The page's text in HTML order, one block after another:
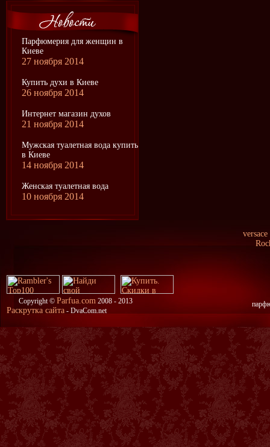
Парфюмерия для женщин в
Киеве
27 ноября 2014
Купить духи в Киеве
26 ноября 2014
Интернет магазин духов
21 ноября 2014
Мужская туалетная вода купить
в Киеве
14 ноября 2014
Женская туалетная вода
10 ноября 2014
Copyright © Parfua.com 2008 - 2013
Раскрутка сайта - DvaCom.net